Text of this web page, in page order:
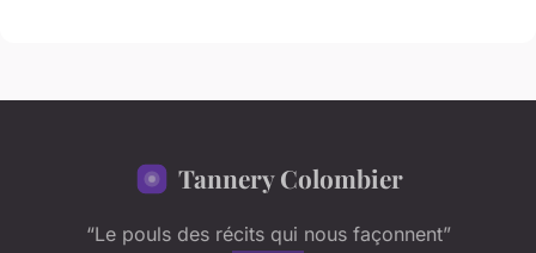
Tannery Colombier
“Le pouls des récits qui nous façonnent”